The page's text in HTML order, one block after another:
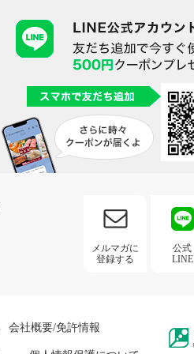
メルマガに
登録する
公式
LINE
会社概要/免許情報